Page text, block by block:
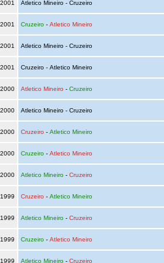
Atletico Mineiro - Cruzeiro
Cruzeiro- Atletico Mineiro
Atletico Mineiro - Cruzeiro
Cruzeiro - Atletico Mineiro
Atletico Mineiro - Cruzeiro
Atletico Mineiro - Cruzeiro
Cruzeiro - Atletico Mineiro
Cruzeiro- Atletico Mineiro
Atletico Mineiro- Cruzeiro
Cruzeiro - Atletico Mineiro
Atletico Mineiro- Cruzeiro
Cruzeiro- Atletico Mineiro
Atletico Mineiro- Cruzeiro